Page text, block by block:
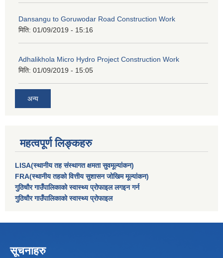
Dansangu to Goruwodar Road Construction Work
मिति: 01/09/2019 - 15:16
Adhalikhola Micro Hydro Project Construction Work
मिति: 01/09/2019 - 15:05
अन्य
महत्वपूर्ण लिङ्कहरु
LISA(स्थानीय तह संस्थागत क्षमता सुवमूल्यांकन)
FRA(स्थानीय तहको वित्तीय सुशासन जोखिम मूल्यांकन)
गुठिचौर गाउँपालिकाको स्वास्थ्य प्रोफाइल लगइन गर्न
गुठिचौर गाउँपालिकाको स्वास्थ्य प्रोफाइल
सूचनाहरु